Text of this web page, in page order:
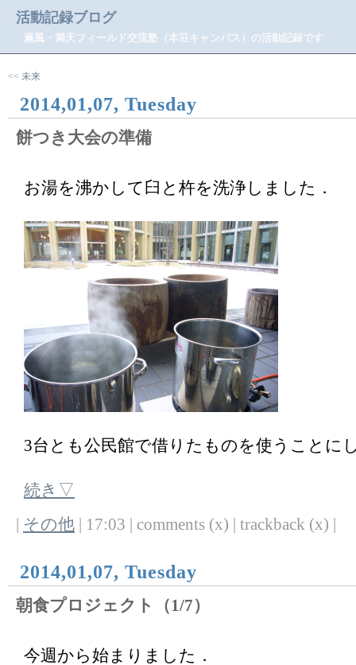
活動記録ブログ
薫風・満天フィールド交流塾（本荘キャンパス）の活動記録です
<< 未来
2014,01,07, Tuesday
餅つき大会の準備
お湯を沸かして臼と杵を洗浄しました．
3台とも公民館で借りたものを使うことに
続き▽
その他 | 17:03 | comments (x) | trackback (x) |
2014,01,07, Tuesday
朝食プロジェクト（1/7）
今週から始まりました．